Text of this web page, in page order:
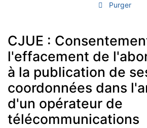
Purger
CJUE :
l'effacement de
à la publication de
coordonnées dans
d'un opérateur de
télécommunications